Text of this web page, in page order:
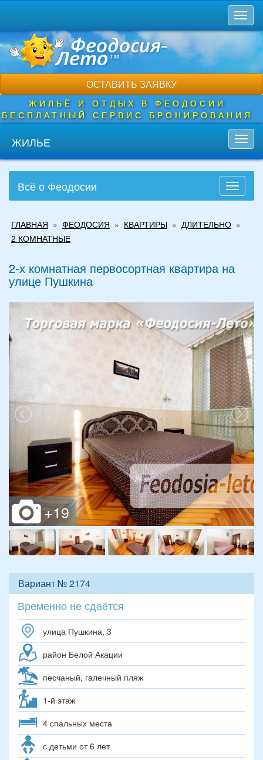
основному
содержанию
ОСТАВИТЬ ЗАЯВКУ
ЖИЛЬЁ И ОТДЫХ В ФЕОДОСИИ
БЕСПЛАТНЫЙ СЕРВИС БРОНИРОВАНИЯ
ЖИЛЬЕ
Toggle
Всё о Феодосии
здесь
ГЛАВНАЯ » ФЕОДОСИЯ » КВАРТИРЫ » ДЛИТЕЛЬНО »
2 КОМНАТНЫЕ
2-х комнатная первосортная квартира на
улице Пушкина
Вариант № 2174
Временно не сдаётся
улица Пушкина, 3
район Белой Акации
песчаный, галечный пляж
1-й этаж
4 спальных места
с детьми от 6 лет